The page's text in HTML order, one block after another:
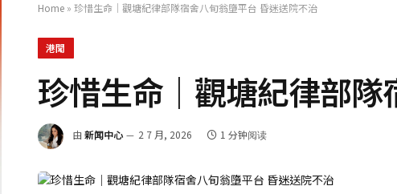
Home » 珍惜生命｜觀塘紀律部隊宿舍八旬翁墮平台 昏迷送院不治
港聞
珍惜生命｜觀塘紀律部
由 新闻中心 2 7 月, 2026 1 分钟阅读